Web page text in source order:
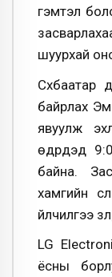
гэмтэл
шуурхай
Сүхбаатар
байрлах
явуулж
өдрүүдэд
байна.
хамгийн
үйлчилгээ
LG
ёсны